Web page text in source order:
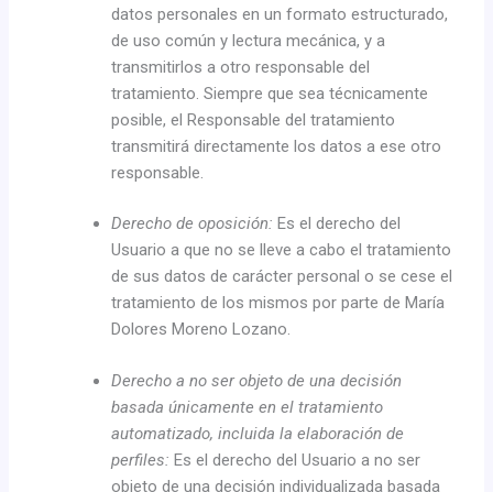
datos personales en un formato estructurado,
de uso común y lectura mecánica, y a
transmitirlos a otro responsable del
tratamiento. Siempre que sea técnicamente
posible, el Responsable del tratamiento
transmitirá directamente los datos a ese otro
responsable.
Derecho de oposición: Es el derecho del
Usuario a que no se lleve a cabo el tratamiento
de sus datos de carácter personal o se cese el
tratamiento de los mismos por parte de María
Dolores Moreno Lozano.
Derecho a no ser objeto de una decisión
basada únicamente en el tratamiento
automatizado, incluida la elaboración de
perfiles: Es el derecho del Usuario a no ser
objeto de una decisión individualizada basada